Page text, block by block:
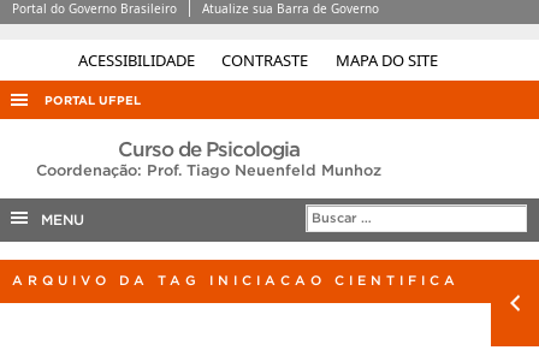
ACESSIBILIDADE CONTRASTE MAPA DO SITE
Portal do Governo Brasileiro Atualize sua Barra de Governo
PORTAL UFPEL
ACESSO À INFORMAÇÃO
AUDITORIA
COBALTO
CONCURSOS
EDITAIS
Curso de Psicologia
Coordenação: Prof. Tiago Neuenfeld Munhoz
MENU
ARQUIVO DA TAG INICIACAO CIENTIFICA